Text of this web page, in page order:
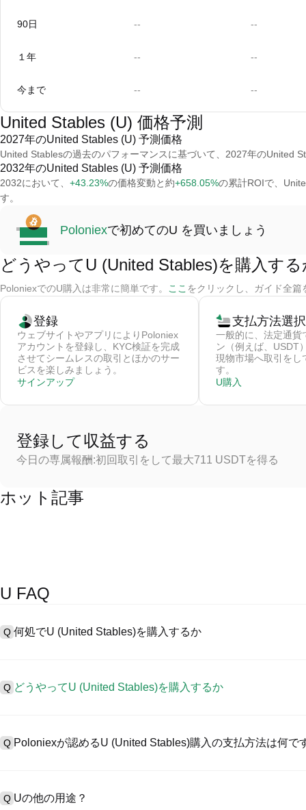
90日 -- --
１年 -- --
今まで -- --
United Stables (U) 価格予測
2027年のUnited Stables (U) 予測価格
United Stablesの過去のパフォーマンスに基づいて、2027年のUnited
2032年のUnited Stables (U) 予測価格
2032において、 +43.23%の価格変動と約+658.05%の累計ROIで、
す。
Poloniexで初めてのU を買いましょう
どうやってU (United Stables)を購入する
PoloniexでのU購入は非常に簡単です。 ここ をクリックし、ガイド全
登録
ウェブサイトやアプリによりPoloniex
アカウントを登録し、KYC検証を完成
させてシームレスの取引とほかのサー
ビスを楽しみましょう。
サインアップ
支払方法選択
一般的に、法定通貨
ン（例えば、USDT
現物市場へ取引をし
す。
U購入
登録して収益する
今日の専属報酬:初回取引をして最大711 USDTを得る
ホット記事
U FAQ
Q 何処でU (United Stables)を購入するか
ように、ユーザーに向けるインターフェース、高質・多様な取引
の取引を認め、競争力のある取引手数料を用意しています。
1、アカウント作成とKYC検証完了。
2、アカウントに法定通貨・暗号資産入金。
Q どうやってU (United Stables)を購入するか
ル資産の取引をスタートしましょう。
Q Poloniexが認めるU (United Stables)購入の支払方法は何で
1）クレジット/デビットカード（ビザやマスターカードなど）でス
2）P2P取引でほかのユーザーからUSDT購入、カストーディアル
Q Uの他の用途？